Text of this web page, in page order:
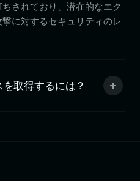
されており、潜在的なエク
に対するセキュリティのレ
取得するには？